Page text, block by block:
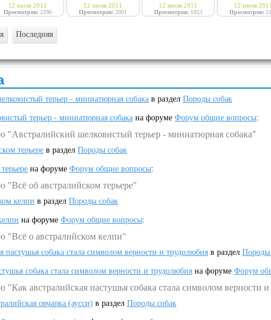
12 июля 2011
Просмотров: 2296
12 июля 2011
Просмотров: 2091
12 июля 2011
Просмотров: 1853
12 июля 2011
Просмотров:
Последняя
терьер - миниатюрная собака в раздел Породы собак
терьер - миниатюрная собака на форуме Форум общие вопросы:
"Австралийский шелковистый терьер - миниатюрная собака"
терьере в раздел Породы собак
на форуме Форум общие вопросы:
"Всё об австралийском терьере"
келпи в раздел Породы собак
на форуме Форум общие вопросы:
"Всё о австралийском келпи"
пастушья собака стала символом верности и трудолюбия в раздел Породы
собака стала символом верности и трудолюбия на форуме Форум
"Как австралийская пастушья собака стала символом верности
овчарка (аусси) в раздел Породы собак